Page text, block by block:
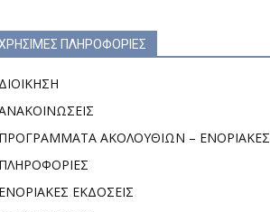
ΠΛΗΡΟΦΟΡΙΕΣ
ΑΚΟΛΟΥΘΙΩΝ – ΕΝΟΡΙΑΚΕΣ
ΕΚΔΟΣΕΙΣ